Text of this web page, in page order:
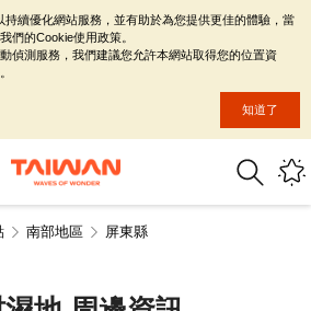
南部地區 屏東縣
續優化網站服務，並有助於為您提供更佳的體驗，當
們的Cookie使用政策。
偵測服務，我們建議您允許本網站取得您的位置資
知道了